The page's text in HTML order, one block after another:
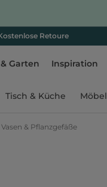
Retoure
Garten Inspiration
Tisch & Küche Möbel
Vasen & Pflanzgefäße